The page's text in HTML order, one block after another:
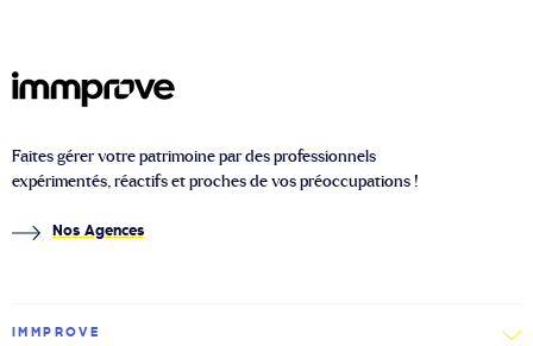
Faites gérer votre patrimoine par des professionnels
expérimentés, réactifs et proches de vos préoccupations !
Nos Agences
IMMPROVE